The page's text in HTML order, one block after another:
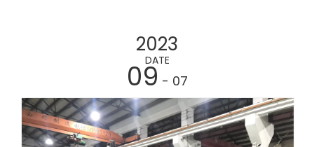
2023
DATE
09 - 07